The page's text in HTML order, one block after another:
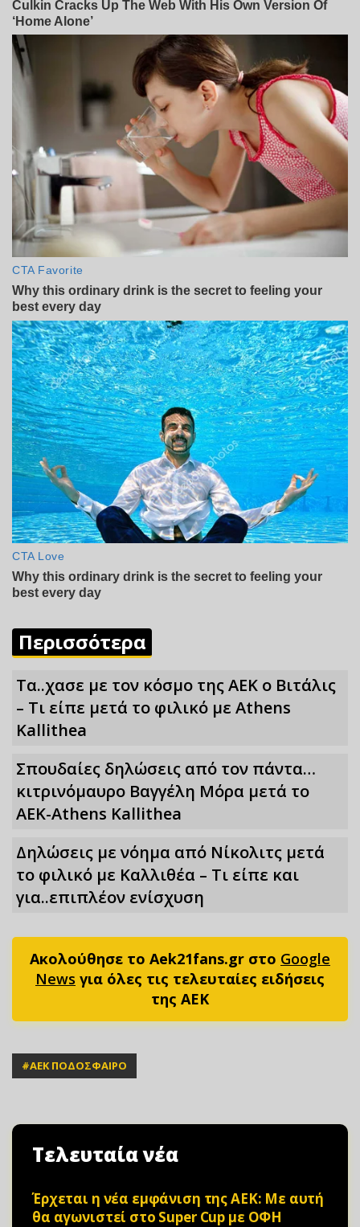
Περισσότερα
Τα..χασε με τον κόσμο της ΑΕΚ ο Βιτάλις
– Τι είπε μετά το φιλικό με Athens
Kallithea
Σπουδαίες δηλώσεις από τον πάντα…
κιτρινόμαυρο Βαγγέλη Μόρα μετά το
ΑΕΚ-Athens Kallithea
Δηλώσεις με νόημα από Νίκολιτς μετά
το φιλικό με Καλλιθέα – Τι είπε και
για..επιπλέον ενίσχυση
Ακολούθησε το Aek21fans.gr στο Google
News για όλες τις τελευταίες ειδήσεις
της ΑΕΚ
#ΑΕΚ ΠΟΔΟΣΦΑΙΡΟ
Τελευταία νέα
Έρχεται η νέα εμφάνιση της ΑΕΚ: Με αυτή
θα αγωνιστεί στο Super Cup με ΟΦΗ